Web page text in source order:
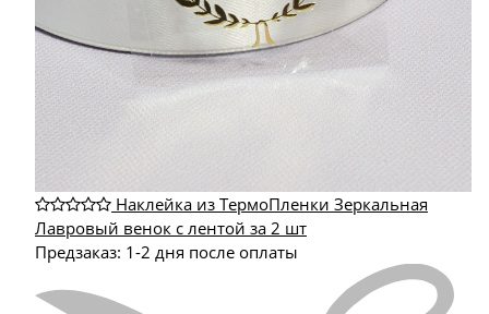
Наклейка из ТермоПленки Зеркальная
Лавровый венок с лентой за 2 шт
Предзаказ: 1-2 дня после оплаты